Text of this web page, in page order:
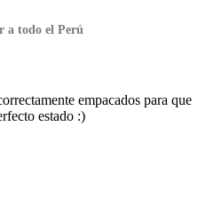
a todo el Perú
empacados para que
estado :)